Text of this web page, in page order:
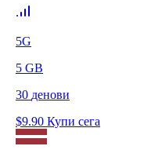
5G
5 GB
30 денови
$9.90 Купи сега